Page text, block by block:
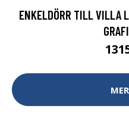
ENKELDÖRR TILL VILLA